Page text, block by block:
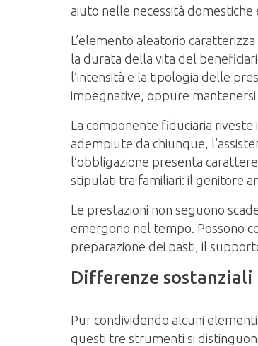
aiuto nelle necessità domestiche
L’elemento aleatorio
la durata della vita del
l’intensità e la tipologia delle
impegnative, oppure mantenersi
La componente fiduciaria
adempiute da chiunque,
l’obbligazione presenta
stipulati tra familiari: il genitore
Le prestazioni non seguono
emergono nel tempo. Possono
preparazione dei pasti, il
Differenze
Pur condividendo alcuni
questi tre strumenti si